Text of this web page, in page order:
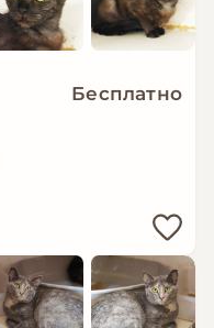
Бесплатно